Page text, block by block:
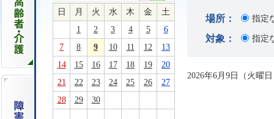
日 月 火 水 木 金
土
1
2 3 4 5
6
7
8 9 10 11 12
13
14
15 16 17 18 19
20
21
22 23 24 25 26
27
28
29 30
場所： 指定
対象： 指定
2026年6月9日（火曜